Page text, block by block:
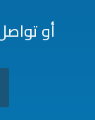
أو